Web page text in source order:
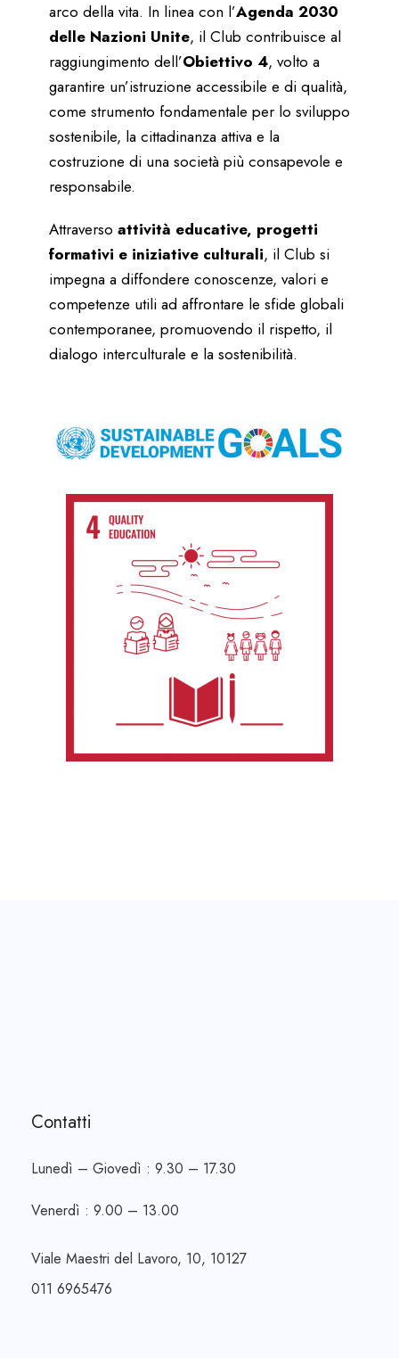
arco della vita. In linea con l’Agenda 2030
delle Nazioni Unite, il Club contribuisce al
raggiungimento dell’Obiettivo 4, volto a
garantire un’istruzione accessibile e di qualità,
come strumento fondamentale per lo sviluppo
sostenibile, la cittadinanza attiva e la
costruzione di una società più consapevole e
responsabile.
Attraverso attività educative, progetti
formativi e iniziative culturali, il Club si
impegna a diffondere conoscenze, valori e
competenze utili ad affrontare le sfide globali
contemporanee, promuovendo il rispetto, il
dialogo interculturale e la sostenibilità.
Contatti
Lunedì – Giovedì : 9.30 – 17.30
Venerdì : 9.00 – 13.00
Viale Maestri del Lavoro, 10, 10127
011 6965476